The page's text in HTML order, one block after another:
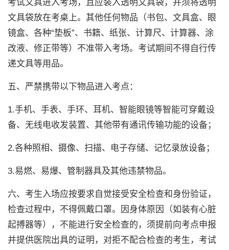
考试文具进入考场，且应装入透明文具袋，并须将透明
文具袋放在考桌上。其他任何物品（书包、文具盒、眼
镜盒、各种“垫板”、书籍、纸张、计算尺、计算器、涂
改液、修正带等）不准带入考场。考试期间不得自行传
递文具等用品。
五、严禁携带以下物品进入考点：
1.手机、手表、手环、耳机、智能眼镜等智能可穿戴设
备、无线电收发装置、其他带有通讯传输功能的设备；
2.各种照相、摄像、扫描、电子存储、记忆录放设备；
3.易燃、易爆、管制器具及其他违禁物品。
六、考生入场应按要求自觉接受安全检查和身份验证，
检查过程中，不得佩戴口罩。因身体原因（如装有心脏
起搏器等），不能进行安全检查的，须提前向考点申报
并提供医院出具的证明，对拒不配合检查的考生，考试